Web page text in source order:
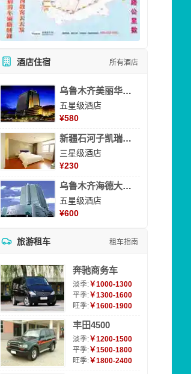
酒店住宿 所有酒店
乌鲁木齐美丽华大酒
五星级酒店
¥580
新疆石河子凯瑞酒店
三星级酒店
¥230
乌鲁木齐海德大酒店
五星级酒店
¥600
旅游租车 租车指南
奔驰商务车
淡季:￥1000-1300
平季:￥1300-1600
旺季:￥1600-1900
丰田4500
淡季:￥1200-1500
平季:￥1500-1800
旺季:￥1800-2400